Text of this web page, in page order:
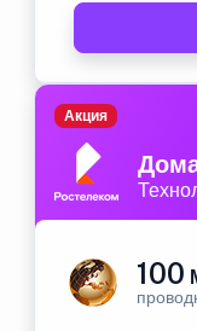
Акция
100